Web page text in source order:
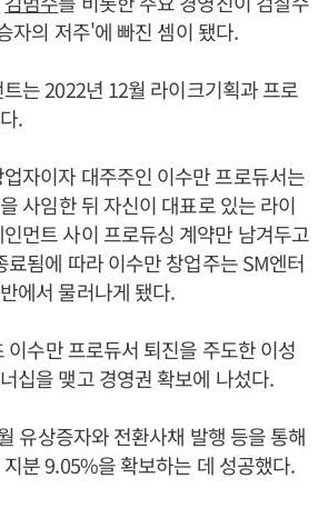
자의 저주'에 빠진 셈이 됐다.
는 2022년 12월 라이크기획과 프로
.
자이자 대주주인 이수만 프로듀서는
사임한 뒤 자신이 대표로 있는 라이
먼트 사이 프로듀싱 계약만 남겨두고
료됨에 따라 이수만 창업주는 SM엔터
에서 물러나게 됐다.
이수만 프로듀서 퇴진을 주도한 이성
십을 맺고 경영권 확보에 나섰다.
유상증자와 전환사채 발행 등을 통해
분 9.05%을 확보하는 데 성공했다.